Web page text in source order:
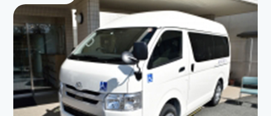
ちゃんを迎えられて、にこにこ笑顔で過ごされていた様
子が微笑ましかったです＊＾＾＊ これから家族4人で楽
しく育児していってください。 立ち会わせていただき
本当にありがとうございました☆